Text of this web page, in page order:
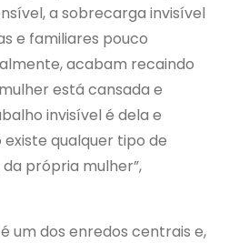
a sobrecarga invisível
e familiares pouco
acabam recaindo
está cansada e
invisível é dela e
qualquer tipo de
própria mulher”,
um dos enredos centrais e,